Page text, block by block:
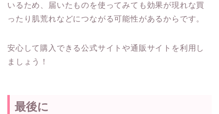
いるため、届いたものを使ってみても効果が現れな買
ったり肌荒れなどにつながる可能性があるからです。
安心して購入できる公式サイトや通販サイトを利用し
ましょう！
最後に